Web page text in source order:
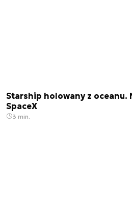
Starship holowany z oceanu.
SpaceX
3 min.